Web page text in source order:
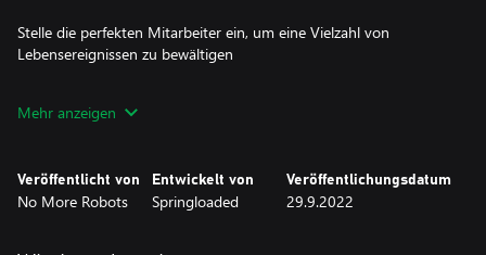
Stelle die perfekten Mitarbeiter ein, um eine Vielzahl von
Lebensereignissen zu bewältigen
deine Tiere fressen, bis hin zu dem, was deine Tiere frisst...
oder gegen das Gesetz verstößt und das zusätzliche Geld
einsteckst [
Mit Let's Build a Zoo kannst du eine Vielzahl von Tieren aus
Mehr anzeigen
Veröffentlicht von
No More Robots
Entwickelt von
Springloaded
Veröffentlichungsdatum
29.9.2022